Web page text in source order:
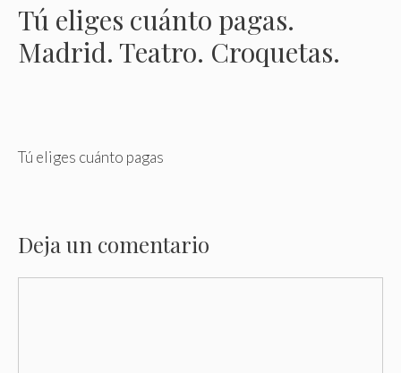
Tú eliges cuánto pagas.
Madrid. Teatro. Croquetas.
Tú eliges cuánto pagas
Deja un comentario